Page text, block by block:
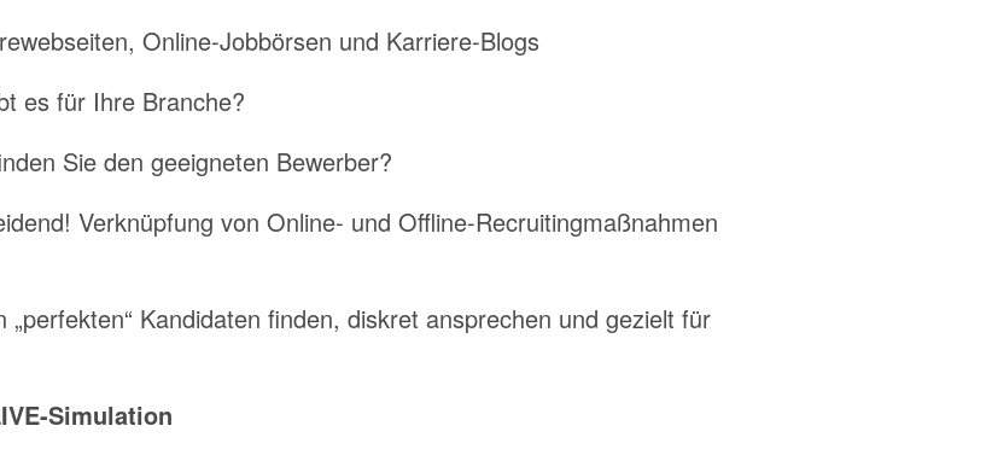
Online-Jobbörsen und Karriere-Blogs
es für Ihre Branche?
Sie den geeigneten Bewerber?
Verknüpfung von Online- und Offline-Recruitingmaßnahmen
Kandidaten finden, diskret ansprechen und gezielt für
Simulation